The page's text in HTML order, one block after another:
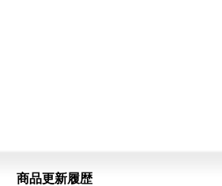
商品更新履歴